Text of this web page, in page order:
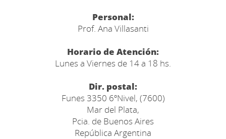
Personal:
Prof. Ana Villasanti
Horario de Atención:
Lunes a Viernes de 14 a 18 hs.
Dir. postal:
Funes 3350 6ºNivel, (7600)
Mar del Plata,
Pcia. de Buenos Aires
República Argentina